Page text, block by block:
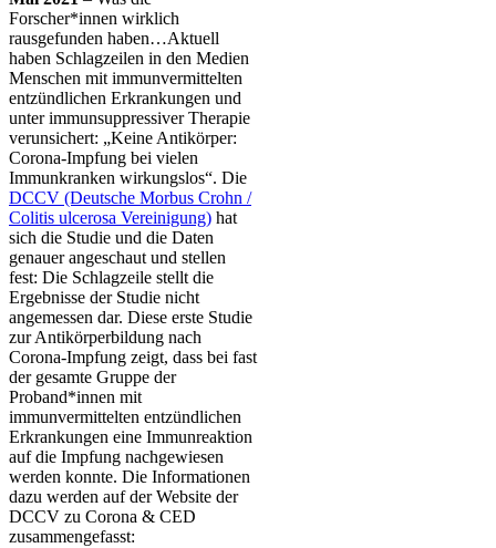
Forscher*innen wirklich
rausgefunden haben…Aktuell
haben Schlagzeilen in den Medien
Menschen mit immunvermittelten
entzündlichen Erkrankungen und
unter immunsuppressiver Therapie
verunsichert: „Keine Antikörper:
Corona-Impfung bei vielen
Immunkranken wirkungslos“. Die
DCCV (Deutsche Morbus Crohn /
Colitis ulcerosa Vereinigung) hat
sich die Studie und die Daten
genauer angeschaut und stellen
fest: Die Schlagzeile stellt die
Ergebnisse der Studie nicht
angemessen dar. Diese erste Studie
zur Antikörperbildung nach
Corona-Impfung zeigt, dass bei fast
der gesamte Gruppe der
Proband*innen mit
immunvermittelten entzündlichen
Erkrankungen eine Immunreaktion
auf die Impfung nachgewiesen
werden konnte. Die Informationen
dazu werden auf der Website der
DCCV zu Corona & CED
zusammengefasst: